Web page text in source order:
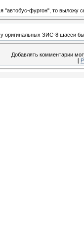
"автобус-фургон", то выложу
оригинальных ЗИС-8 шасси
Добавлять комментарии
[